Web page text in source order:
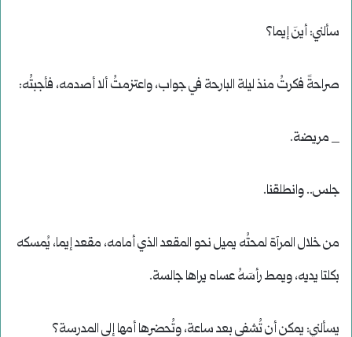
سألني: أينَ إيما؟
صراحةً فكرتُ منذ ليلة البارحة في جواب، واعتزمتُ ألا أصدمه، فأجبتُه:
_ مريضة.
جلس.. وانطلقنا.
من خلال المرآة لمحتُه يميل نحو المقعد الذي أمامه، مقعد إيما، يُمسكه
بكلتا يديه، ويمط رأسَهُ عساه يراها جالسة.
يسألني: يمكن أن تُشفى بعد ساعة، وتُحضرها أمها إلى المدرسة؟